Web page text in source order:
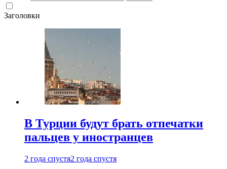
Заголовки
В Турции будут брать отпечатки
пальцев у иностранцев
2 года спустя2 года спустя